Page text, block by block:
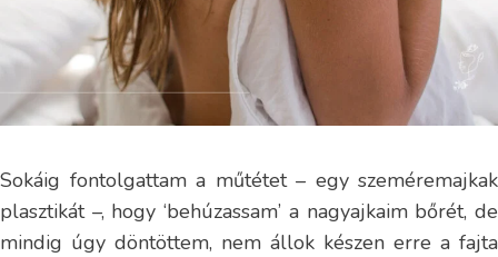
Sokáig fontolgattam a műtétet – egy szeméremajkak
plasztikát –, hogy ‘behúzassam’ a nagyajkaim bőrét, de
mindig úgy döntöttem, nem állok készen erre a fajta